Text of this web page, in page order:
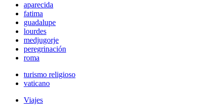
aparecida
fatima
guadalupe
lourdes
medjugorje
peregrinación
roma
turismo religioso
vaticano
Viajes